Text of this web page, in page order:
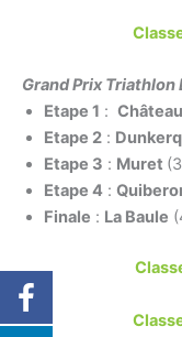
Grand Prix Triathlon
Etape 1 :
Etape 2 :
Etape 3 : Muret
Etape 4 :
Finale : La Baule